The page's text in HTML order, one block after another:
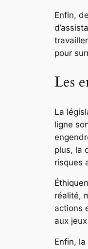
Enfin,
pour
Les
La
ligne
plus, la
risques
réalité,
actions
aux
Enfin,